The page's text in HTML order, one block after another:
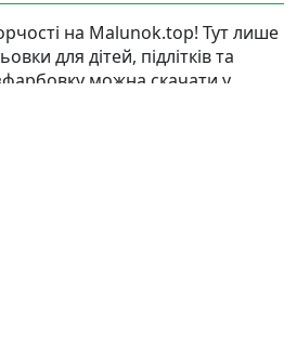
на Malunok.top! Тут лише
для дітей, підлітків та
можна скачати у